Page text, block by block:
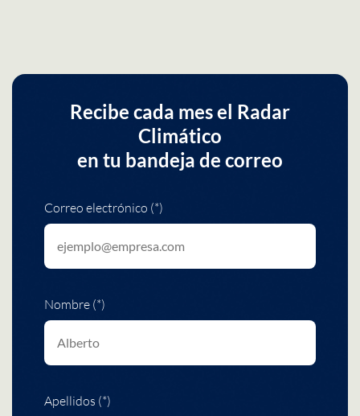
Recibe cada mes el Radar
Climático
en tu bandeja de correo
Correo electrónico (*)
Nombre (*)
Apellidos (*)